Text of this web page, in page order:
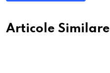
Articole Similare